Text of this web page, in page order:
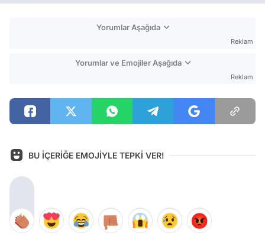
Yorumlar Aşağıda
Reklam
Yorumlar ve Emojiler Aşağıda
Reklam
BU İÇERİĞE EMOJİYLE TEPKİ VER!